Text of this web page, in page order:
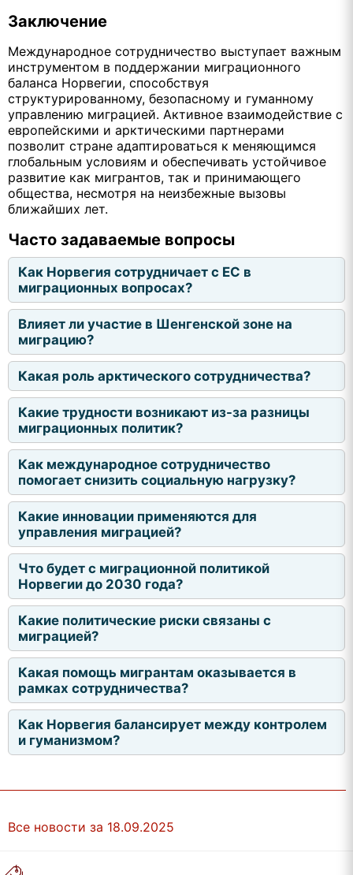
Заключение
Международное сотрудничество выступает важным
инструментом в поддержании миграционного
баланса Норвегии, способствуя
структурированному, безопасному и гуманному
управлению миграцией. Активное взаимодействие с
европейскими и арктическими партнерами
позволит стране адаптироваться к меняющимся
глобальным условиям и обеспечивать устойчивое
развитие как мигрантов, так и принимающего
общества, несмотря на неизбежные вызовы
ближайших лет.
Часто задаваемые вопросы
Как Норвегия сотрудничает с ЕС в
миграционных вопросах?
Влияет ли участие в Шенгенской зоне на
миграцию?
Какая роль арктического сотрудничества?
Какие трудности возникают из-за разницы
миграционных политик?
Как международное сотрудничество
помогает снизить социальную нагрузку?
Какие инновации применяются для
управления миграцией?
Что будет с миграционной политикой
Норвегии до 2030 года?
Какие политические риски связаны с
миграцией?
Какая помощь мигрантам оказывается в
рамках сотрудничества?
Как Норвегия балансирует между контролем
и гуманизмом?
Все новости за 18.09.2025